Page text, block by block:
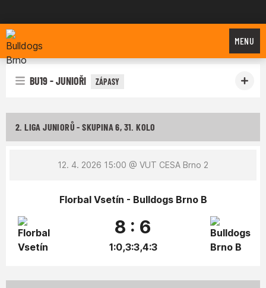
Bulldogs Brno
MENU
BU19 - JUNIOŘI ZÁPASY
2. LIGA JUNIORŮ - SKUPINA 6, 31. KOLO
12. 4. 2026 15:00 @ VUT CESA Brno 2
Florbal Vsetín - Bulldogs Brno B
8 : 6
1:0,3:3,4:3